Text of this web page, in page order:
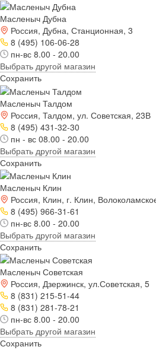
Масленыч Дубна
Россия, Дубна, Станционная, 3
8 (495) 106-06-28
пн-вс 8.00 - 20.00
Выбрать другой магазин
Сохранить
Масленыч Талдом
Россия, Талдом, ул. Советская, 23В
8 (495) 431-32-30
пн - вс 08.00 - 20.00
Выбрать другой магазин
Сохранить
Масленыч Клин
Россия, Клин, г. Клин,
8 (495) 966-31-61
пн-вс 8.00 - 20.00
Выбрать другой магазин
Сохранить
Масленыч Советская
Россия, Дзержинск, ул.Советская, 5
8 (831) 215-51-44
8 (831) 281-78-21
пн-вс 8.00 - 20.00
Выбрать другой магазин
Сохранить